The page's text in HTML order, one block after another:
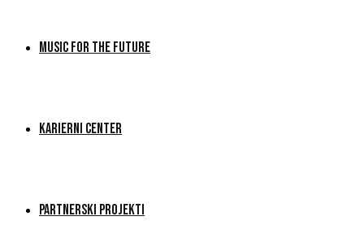
MUSIC FOR THE FUTURE
KARIERNI CENTER
PARTNERSKI PROJEKTI